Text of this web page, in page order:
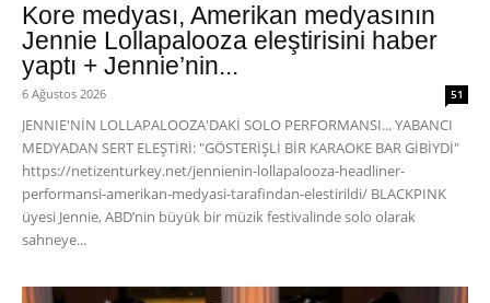
Kore medyası, Amerikan medyasının
Jennie Lollapalooza eleştirisini haber
yaptı + Jennie’nin...
6 Ağustos 2026 51
JENNIE'NİN LOLLAPALOOZA'DAKİ SOLO PERFORMANSI... YABANCI
MEDYADAN SERT ELEŞTİRİ: "GÖSTERİŞLİ BİR KARAOKE BAR GİBİYDİ"
https://netizenturkey.net/jennienin-lollapalooza-headliner-
performansi-amerikan-medyasi-tarafindan-elestirildi/ BLACKPINK
üyesi Jennie, ABD’nin büyük bir müzik festivalinde solo olarak
sahneye...